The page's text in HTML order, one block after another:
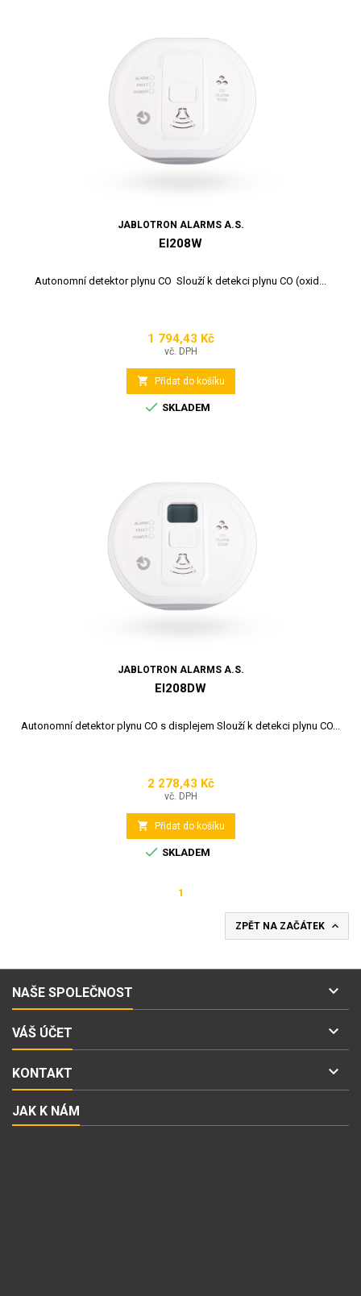
JABLOTRON ALARMS A.S.
EI208W
Autonomní detektor plynu CO Slouží k detekci plynu CO (oxid...
Cena
1 794,43 Kč
vč. DPH
 Přidat do košíku
 SKLADEM
JABLOTRON ALARMS A.S.
EI208DW
Autonomní detektor plynu CO s displejem Slouží k detekci plynu CO...
Cena
2 278,43 Kč
vč. DPH
 Přidat do košíku
 SKLADEM
1
ZPĚT NA ZAČÁTEK 
NAŠE SPOLEČNOST 
VÁŠ ÚČET 
KONTAKT 
JAK K NÁM